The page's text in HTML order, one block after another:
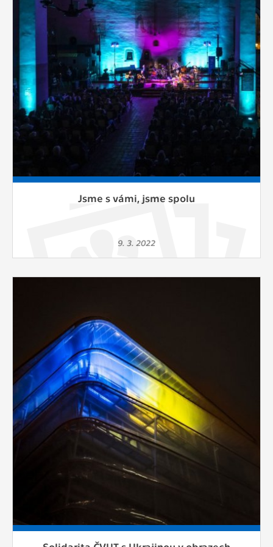
Cookies, které aplikace nedokáže zařadit.
Naším cílem je, aby tato kategorie
zůstala prázdná a všechny cookies byly
přiřazeny do některé z kategorií
uvedených výše.
Jsme s vámi, jsme spolu
9. 3. 2022